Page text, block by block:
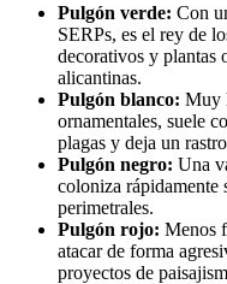
Pulgón verde: Con
SERPs, es el rey de
decorativos y plantas
alicantinas.
Pulgón blanco: Muy
ornamentales, suele
plagas y deja un
Pulgón negro: Una
coloniza rápidamente
perimetrales.
Pulgón rojo: Menos
atacar de forma
proyectos de